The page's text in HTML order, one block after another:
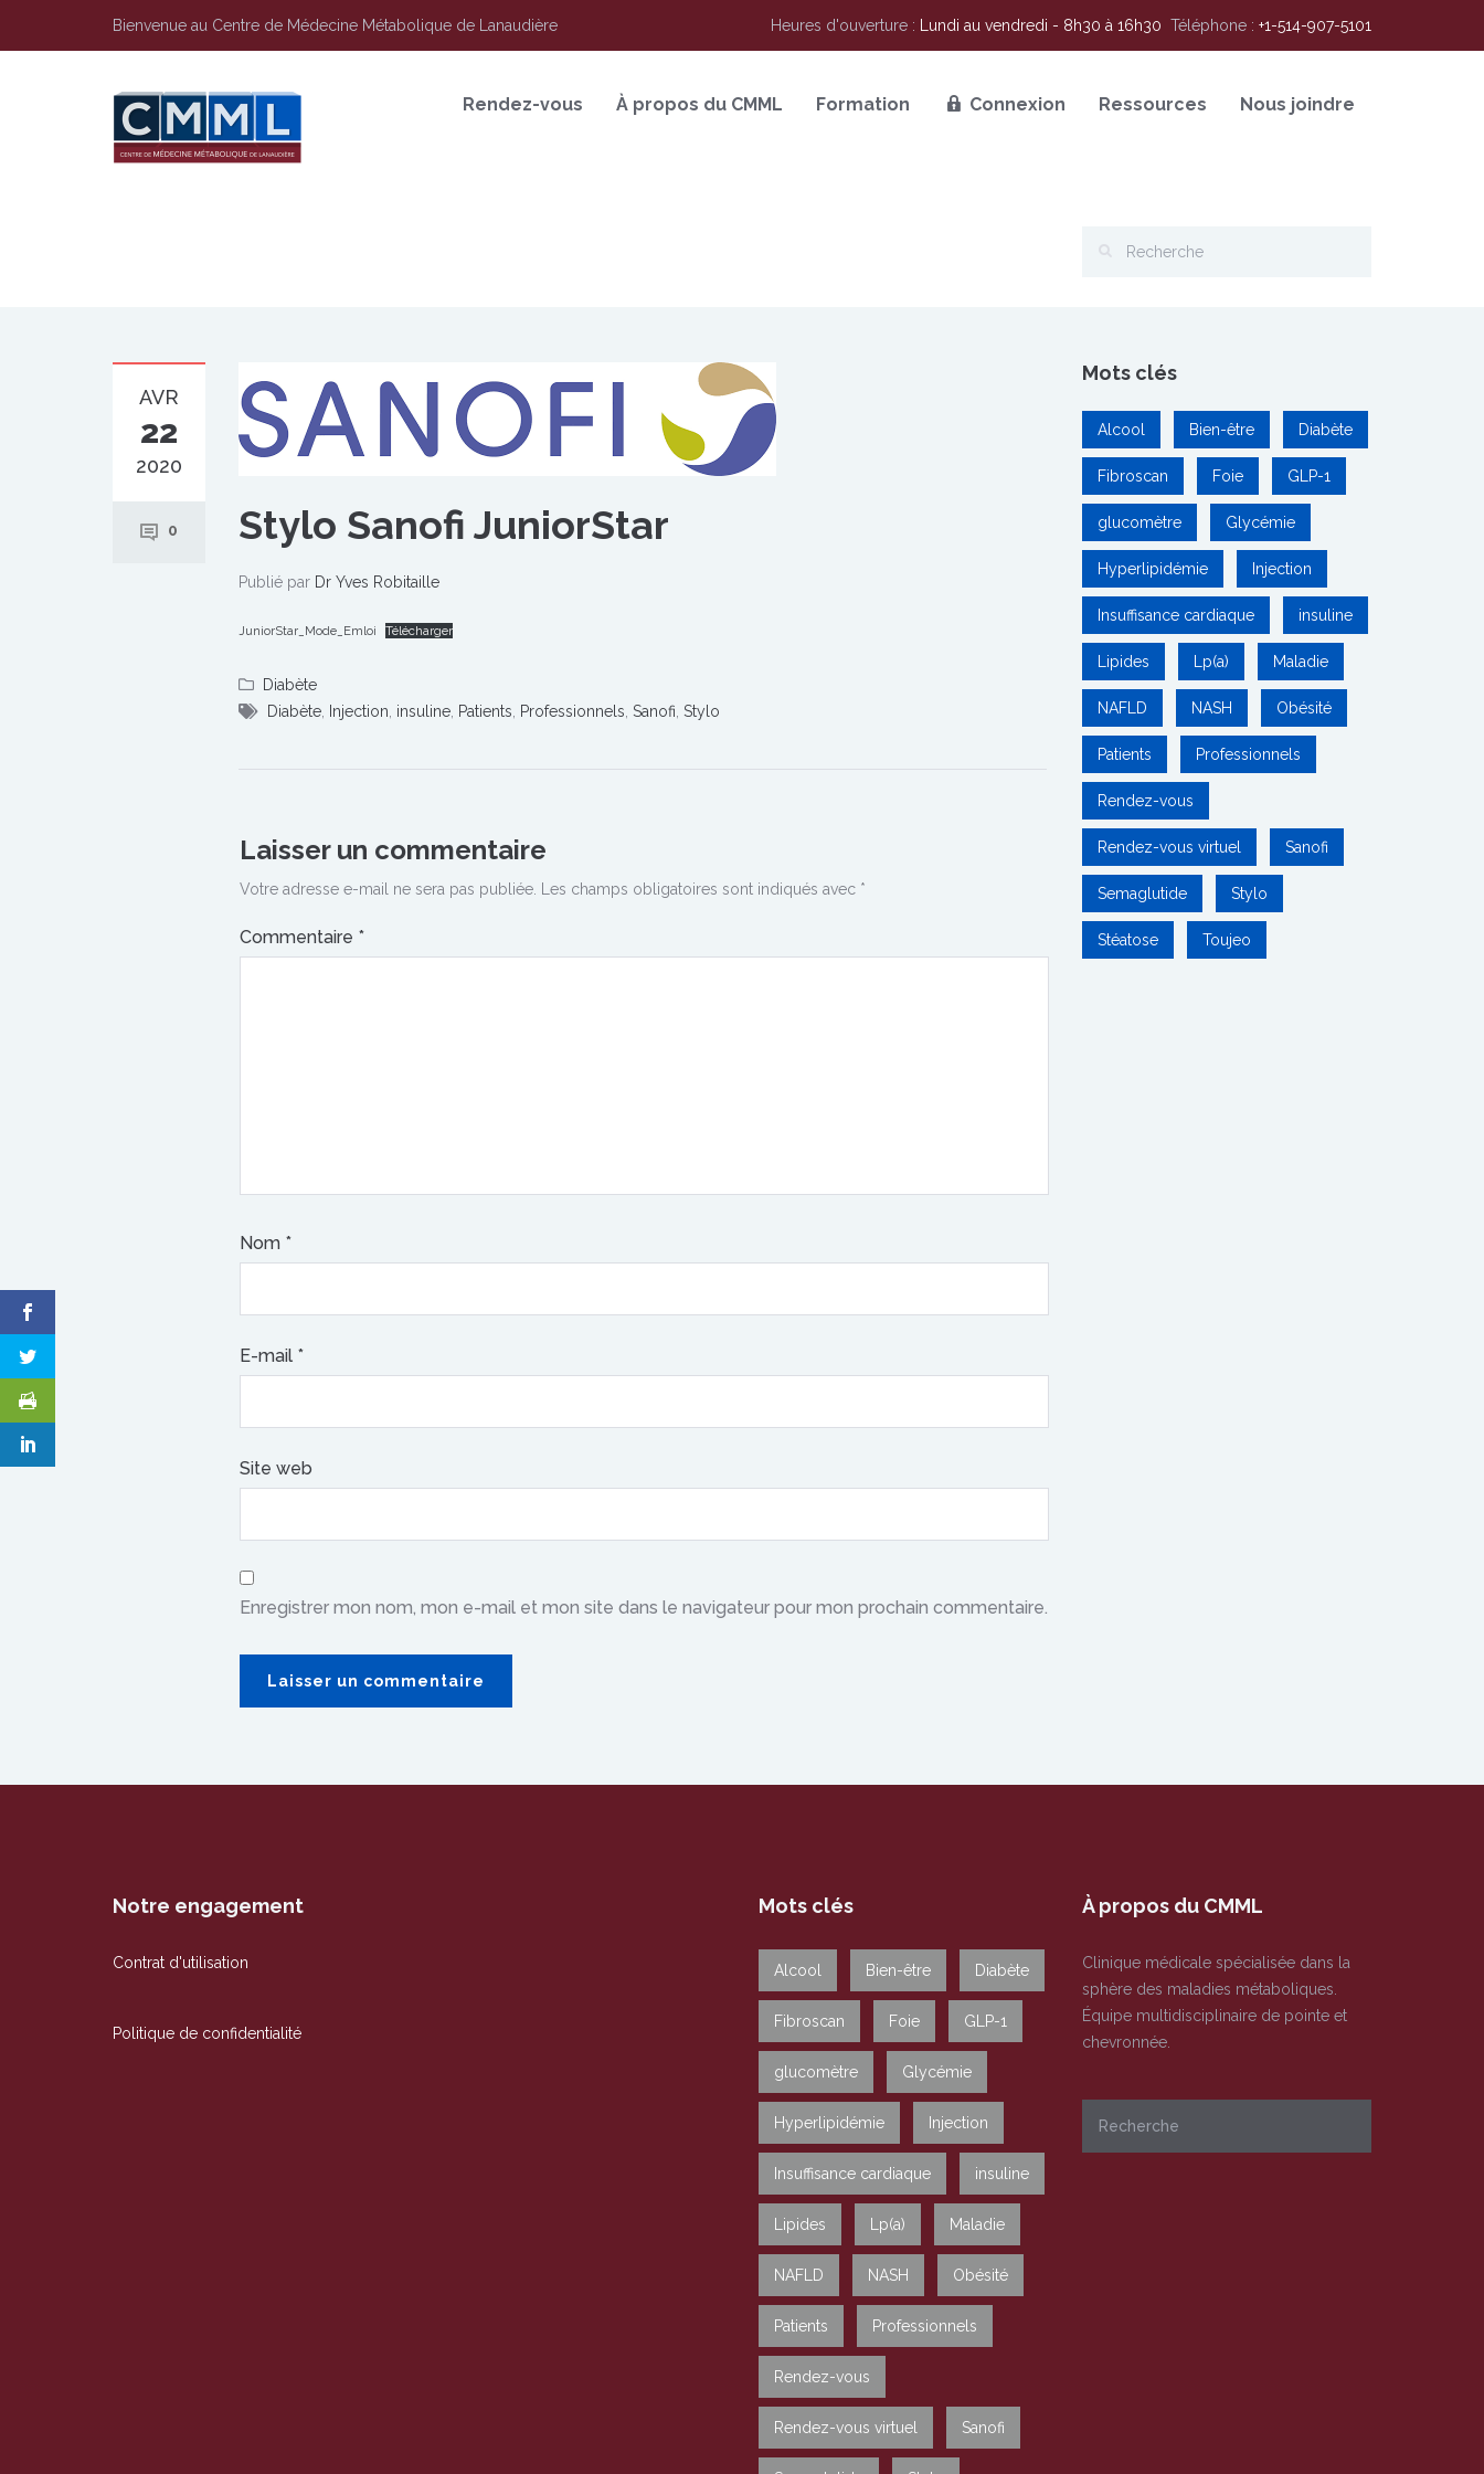
Bienvenue au Centre de Médecine Métabolique de Lanaudière Heures d'ouverture : Lundi au vendredi - 8h30 à 16h30 Téléphone : +1-514-907-5101
Rendez-vous À propos du CMML Formation Connexion Ressources Nous joindre
AVR
22
2020
0 Stylo Sanofi JuniorStar
Publié par Dr Yves Robitaille
JuniorStar_Mode_Emloi Télécharger
Diabète
Diabète
Injection insuline Patients Professionnels Sanofi Stylo
Laisser un commentaire
Votre adresse e-mail ne sera pas publiée. Les champs obligatoires sont indiqués avec *
Commentaire *
Nom *
E-mail *
Site web
Enregistrer mon nom, mon e-mail et mon site dans le navigateur pour mon prochain commentaire.
Mots clés
Alcool Bien-être Diabète
Fibroscan Foie GLP-1
glucomètre Glycémie
Hyperlipidémie Injection
Insuffisance cardiaque insuline
Lipides Lp(a) Maladie
NAFLD NASH Obésité
Patients Professionnels
Rendez-vous
Rendez-vous virtuel Sanofi
Semaglutide Stylo
Stéatose Toujeo
Notre engagement
Contrat d'utilisation
Politique de confidentialité
Mots clés
Alcool Bien-être Diabète
Fibroscan Foie GLP-1
glucomètre Glycémie
Hyperlipidémie Injection
Insuffisance cardiaque insuline
Lipides Lp(a) Maladie
NAFLD NASH Obésité
Patients Professionnels
Rendez-vous
Rendez-vous virtuel Sanofi
À propos du CMML
Clinique médicale spécialisée dans la
sphère des maladies métaboliques.
Équipe multidisciplinaire de pointe et
chevronnée.